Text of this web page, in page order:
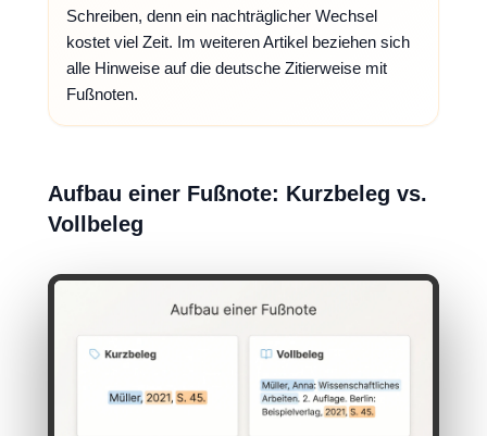
Schreiben, denn ein nachträglicher Wechsel
kostet viel Zeit. Im weiteren Artikel beziehen sich
alle Hinweise auf die deutsche Zitierweise mit
Fußnoten.
Aufbau einer Fußnote: Kurzbeleg vs.
Vollbeleg